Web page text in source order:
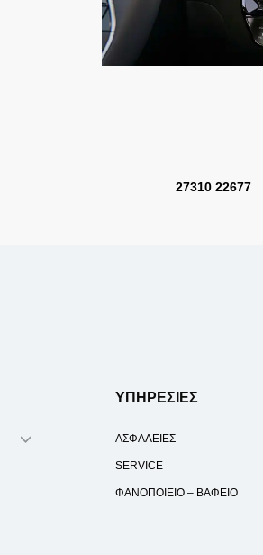
27310 22677
ΥΠΗΡΕΣΙΕΣ
ΑΣΦΑΛΕΙΕΣ
SERVICE
ΦΑΝΟΠΟΙΕΙΟ – ΒΑΦΕΙΟ